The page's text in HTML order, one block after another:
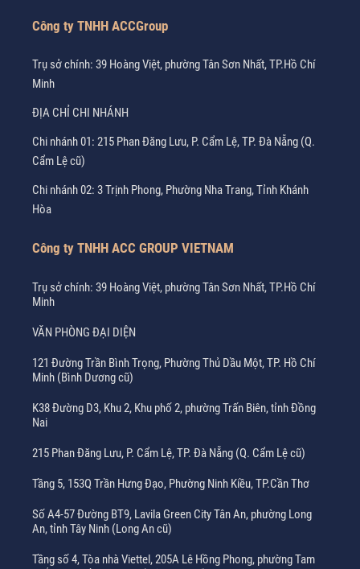
Công ty TNHH ACCGroup
Trụ sở chính: 39 Hoàng Việt, phường Tân Sơn Nhất, TP.Hồ Chí
Minh
ĐỊA CHỈ CHI NHÁNH
Chi nhánh 01: 215 Phan Đăng Lưu, P. Cẩm Lệ, TP. Đà Nẵng (Q.
Cẩm Lệ cũ)
Chi nhánh 02: 3 Trịnh Phong, Phường Nha Trang, Tỉnh Khánh
Hòa
Công ty TNHH ACC GROUP VIETNAM
Trụ sở chính: 39 Hoàng Việt, phường Tân Sơn Nhất, TP.Hồ Chí
Minh
VĂN PHÒNG ĐẠI DIỆN
121 Đường Trần Bình Trọng, Phường Thủ Dầu Một, TP. Hồ Chí
Minh (Bình Dương cũ)
K38 Đường D3, Khu 2, Khu phố 2, phường Trấn Biên, tỉnh Đồng
Nai
215 Phan Đăng Lưu, P. Cẩm Lệ, TP. Đà Nẵng (Q. Cẩm Lệ cũ)
Tầng 5, 153Q Trần Hưng Đạo, Phường Ninh Kiều, TP.Cần Thơ
Số A4-57 Đường BT9, Lavila Green City Tân An, phường Long
An, tỉnh Tây Ninh (Long An cũ)
Tầng số 4, Tòa nhà Viettel, 205A Lê Hồng Phong, phường Tam